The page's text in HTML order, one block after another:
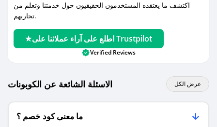
اكتشف ما يعتقده المستخدمون الحقيقيون حول خدمتنا وتعلم من
تجاربهم.
اطلع على آراء عملائنا على Trustpilot
Verified Reviews
الاسئلة الشائعة عن الكوبونات عرض الكل
ما معنى كود خصم ؟